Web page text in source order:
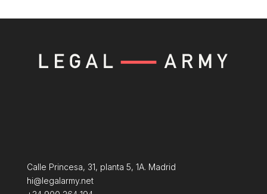
Calle Princesa, 31, planta 5, 1A. Madrid
hi@legalarmy.net